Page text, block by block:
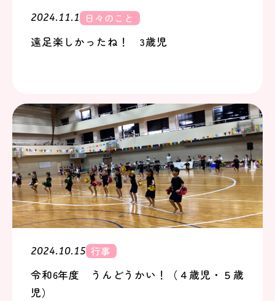
2024.11.1 日々のこと
遠足楽しかったね！ 3歳児
2024.10.15 行事
令和6年度 うんどうかい！（４歳児・５歳
児）